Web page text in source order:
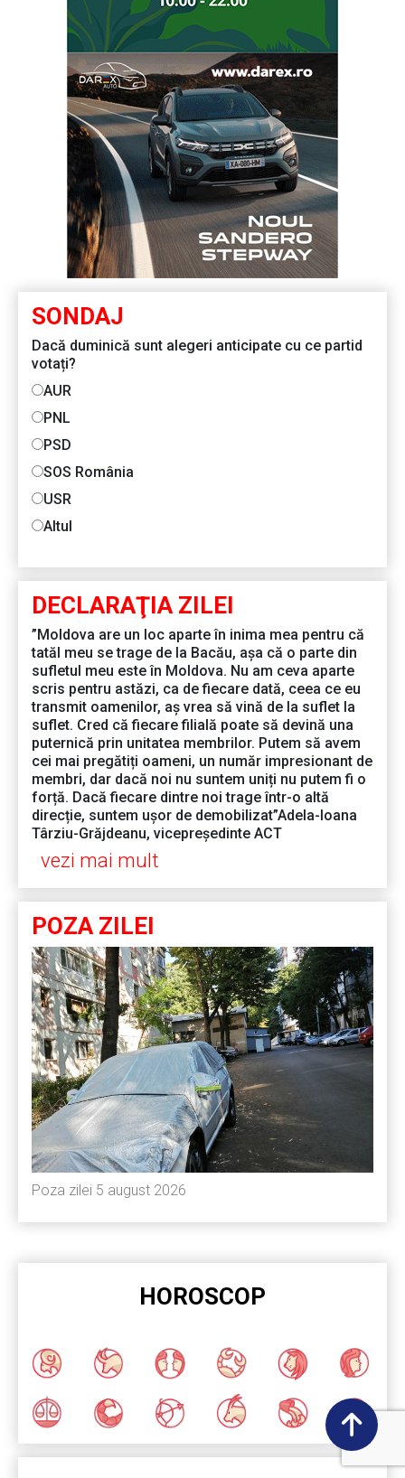
SONDAJ
Dacă duminică sunt alegeri anticipate cu ce partid
votați?
AUR
PNL
PSD
SOS România
USR
Altul
DECLARAŢIA ZILEI
”Moldova are un loc aparte în inima mea pentru că
tatăl meu se trage de la Bacău, așa că o parte din
sufletul meu este în Moldova. Nu am ceva aparte
scris pentru astăzi, ca de fiecare dată, ceea ce eu
transmit oamenilor, aș vrea să vină de la suflet la
suflet. Cred că fiecare filială poate să devină una
puternică prin unitatea membrilor. Putem să avem
cei mai pregătiți oameni, un număr impresionant de
membri, dar dacă noi nu suntem uniți nu putem fi o
forță. Dacă fiecare dintre noi trage într-o altă
direcție, suntem ușor de demobilizat”Adela-Ioana
Târziu-Grăjdeanu, vicepreședinte ACT
vezi mai mult
POZA ZILEI
Poza zilei 5 august 2026
HOROSCOP